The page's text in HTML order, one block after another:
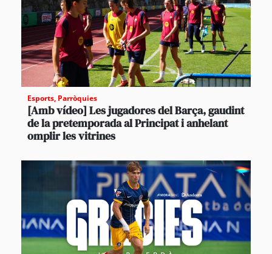
Esports, Parròquies
[Amb vídeo] Les jugadores del Barça, gaudint
de la pretemporada al Principat i anhelant
omplir les vitrines